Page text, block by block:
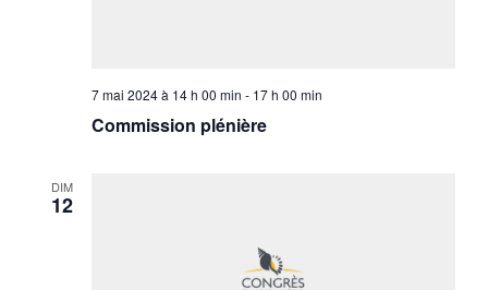
Commission plénière
7 mai 2024 à 14 h 00 min - 17 h 00 min
DIM
12